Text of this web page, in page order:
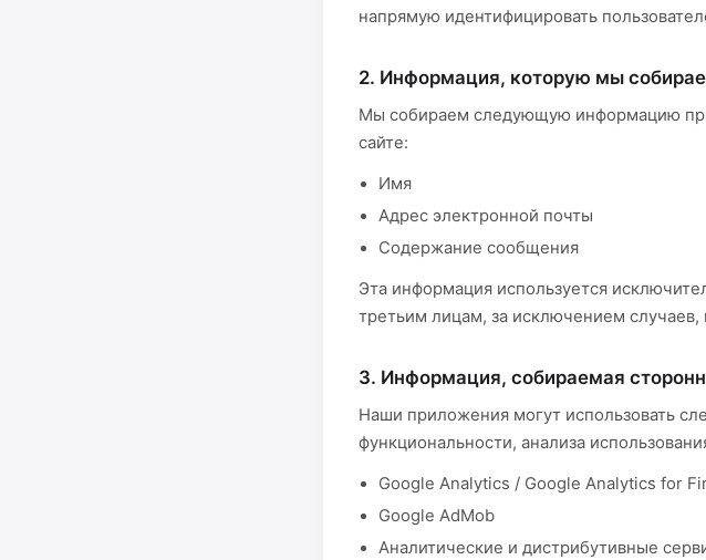
напрямую идентифицировать
2. Информация, которую мы
Мы собираем следующую информацию
сайте:
Имя
Адрес электронной почты
Содержание сообщения
Эта информация используется
третьим лицам, за исключением
3. Информация, собираемая
Наши приложения могут использовать
функциональности, анализа
Google Analytics / Google Analytics for
Google AdMob
Аналитические и дистрибутивные